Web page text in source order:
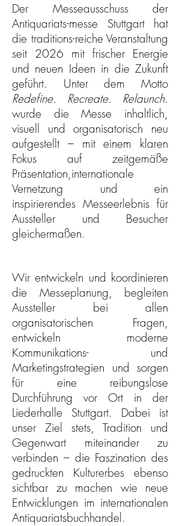
Der Messeausschuss der
Antiquariats-messe Stuttgart hat
die traditions-reiche Veranstaltung
seit 2026 mit frischer Energie
und neuen Ideen in die Zukunft
geführt. Unter dem Motto
Redefine. Recreate. Relaunch.
wurde die Messe inhaltlich,
visuell und organisatorisch neu
aufgestellt – mit einem klaren
Fokus auf zeitgemäße
Präsentation,internationale
Vernetzung und ein
inspirierendes Messeerlebnis für
Aussteller und Besucher
gleichermaßen.
Wir entwickeln und koordinieren
die Messeplanung, begleiten
Aussteller bei allen
organisatorischen Fragen,
entwickeln moderne
Kommunikations- und
Marketingstrategien und sorgen
für eine reibungslose
Durchführung vor Ort in der
Liederhalle Stuttgart. Dabei ist
unser Ziel stets, Tradition und
Gegenwart miteinander zu
verbinden – die Faszination des
gedruckten Kulturerbes ebenso
sichtbar zu machen wie neue
Entwicklungen im internationalen
Antiquariatsbuchhandel.